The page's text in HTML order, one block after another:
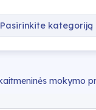
Pasirinkite kategoriją
mokymo